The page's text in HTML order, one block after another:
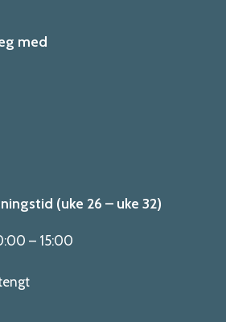
med
(uke 26 – uke 32)
– 15:00